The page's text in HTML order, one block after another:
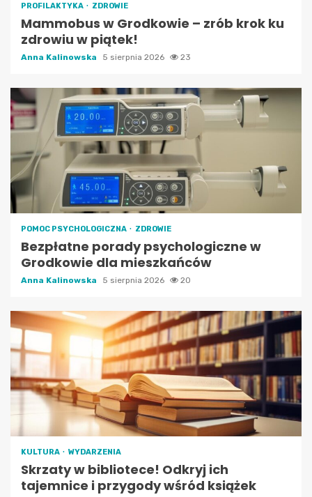
PROFILAKTYKA ZDROWIE
Mammobus w Grodkowie – zrób krok ku
zdrowiu w piątek!
Anna Kalinowska 5 sierpnia 2026 23
POMOC PSYCHOLOGICZNA ZDROWIE
Bezpłatne porady psychologiczne w
Grodkowie dla mieszkańców
Anna Kalinowska 5 sierpnia 2026 20
KULTURA WYDARZENIA
Skrzaty w bibliotece! Odkryj ich
tajemnice i przygody wśród książek